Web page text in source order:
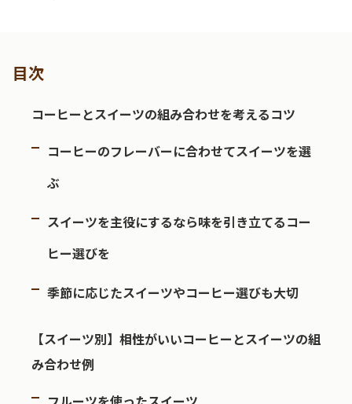
目次
コーヒーとスイーツの組み合わせを考えるコツ
コーヒーのフレーバーに合わせてスイーツを選
ぶ
スイーツを主役にするなら味を引き立てるコー
ヒー選びを
季節に応じたスイーツやコーヒー選びも大切
【スイーツ別】相性がいいコーヒーとスイーツの組
み合わせ例